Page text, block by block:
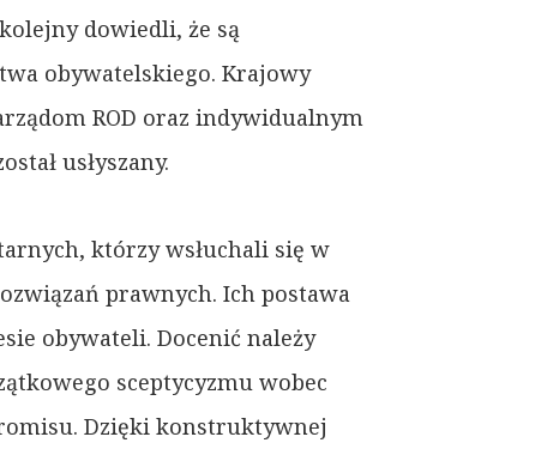
dowiedli, że są
obywatelskiego. Krajowy
ROD oraz indywidualnym
usłyszany.
którzy wsłuchali się w
prawnych. Ich postawa
obywateli. Docenić należy
sceptycyzmu wobec
Dzięki konstruktywnej